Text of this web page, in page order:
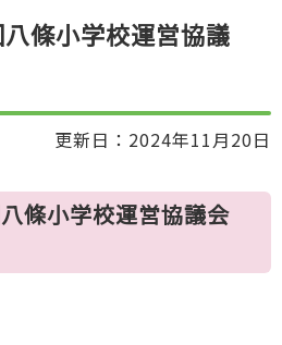
條小学校運営協議
更新日：2024年11月20日
條小学校運営協議会